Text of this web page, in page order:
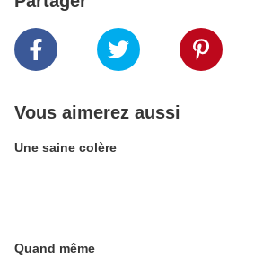
Vous aimerez aussi
Une saine colère
Quand même